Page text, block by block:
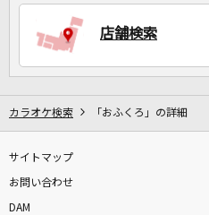
店舗検索
カラオケ検索 「おふくろ」の詳細
サイトマップ
お問い合わせ
DAM